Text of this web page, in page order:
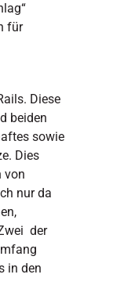
für
Diese
beiden
sowie
Dies
von
nur da
der
in den